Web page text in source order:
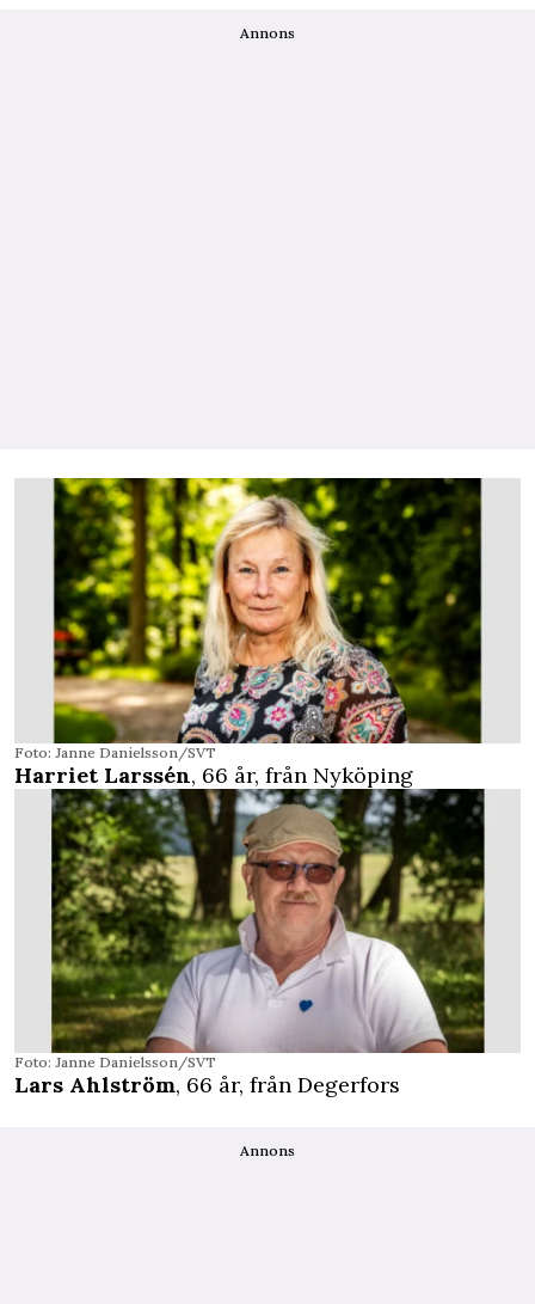
Annons
Foto: Janne Danielsson/SVT
Harriet Larssén, 66 år, från Nyköping
Foto: Janne Danielsson/SVT
Lars Ahlström, 66 år, från Degerfors
Annons